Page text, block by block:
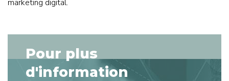
marketing digital.
Pour plus
d'information